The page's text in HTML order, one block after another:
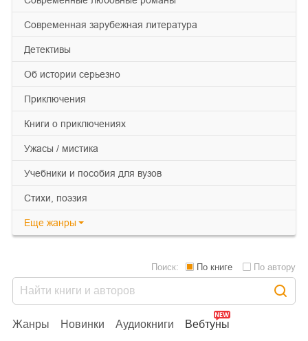
современная зарубежная литература
детективы
об истории серьезно
приключения
книги о приключениях
ужасы / мистика
учебники и пособия для вузов
cтихи, поэзия
Еще жанры
Жанры Новинки Аудиокниги
Вебтуны
Поиск: По книге По автору